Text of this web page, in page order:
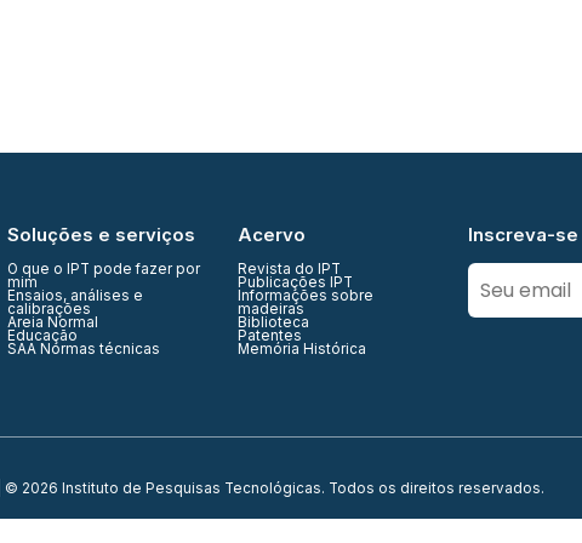
Soluções e serviços
O que o IPT pode fazer por
mim
Ensaios, análises e
calibrações
Areia Normal
Educação
SAA Normas técnicas
Acervo
Revista do IPT
Publicações IPT
Informações sobre
madeiras
Biblioteca
Patentes
Memória Histórica
Inscreva-
| © 2026 Instituto de Pesquisas Tecnológicas. Todos os direitos reservados.